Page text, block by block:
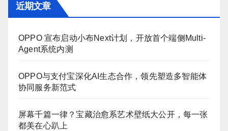
近期文章
OPPO 宣布启动小布Next计划，开放首个端侧Multi-
Agent系统内测
OPPO与支付宝深化AI生态合作，领先塑造多智能体
协同服务新范式
屏幕千篇一律？宝藏治愈系艺术壁纸大公开，每一张
都美在心趴上